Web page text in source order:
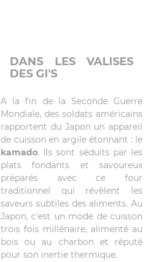
DANS LES VALISES
DES GI'S
A la fin de la Seconde Guerre
Mondiale, des soldats américains
rapportent du Japon un appareil
de cuisson en argile étonnant : le
kamado. Ils sont séduits par les
plats fondants et savoureux
préparés avec ce four
traditionnel qui révèlent les
saveurs subtiles des aliments. Au
Japon, c'est un mode de cuisson
trois fois millénaire, alimenté au
bois ou au charbon et réputé
pour son inertie thermique.